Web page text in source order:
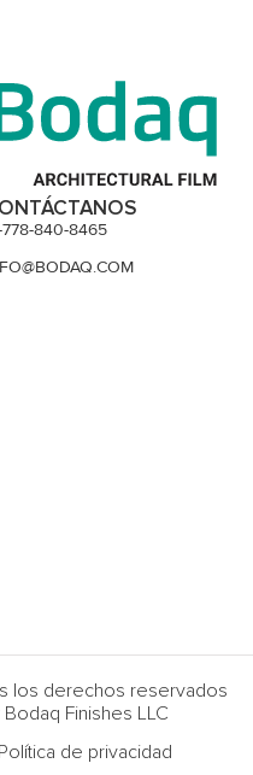
778-840-8465
los derechos reservados
Finishes LLC
Política de privacidad